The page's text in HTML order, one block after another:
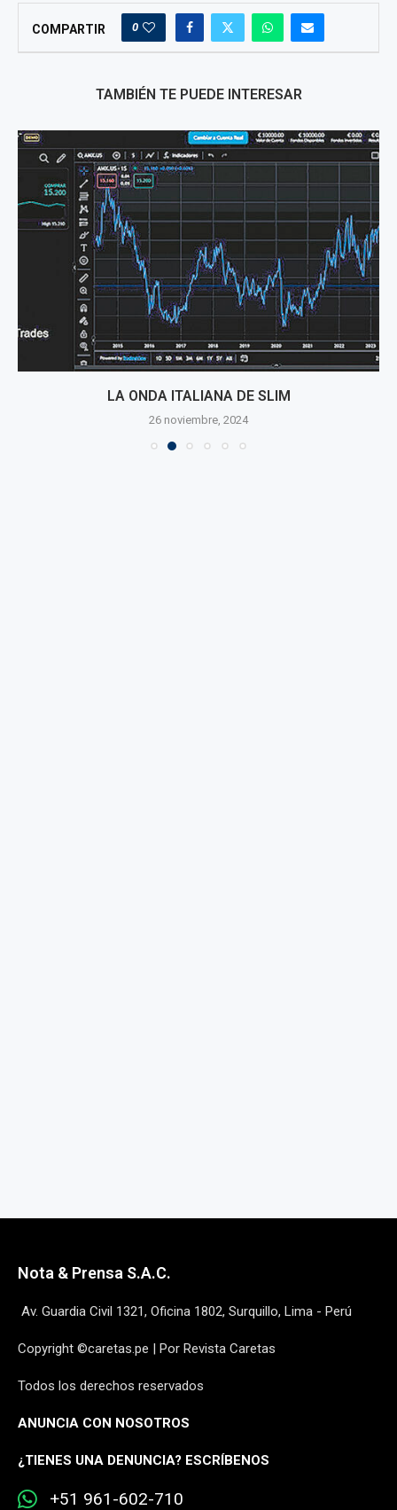
COMPARTIR 0
TAMBIÉN TE PUEDE INTERESAR
LA ONDA ITALIANA DE SLIM
26 noviembre, 2024
Nota & Prensa S.A.C.
Av. Guardia Civil 1321, Oficina 1802, Surquillo, Lima - Perú
Copyright ©caretas.pe | Por Revista Caretas
Todos los derechos reservados
ANUNCIA CON NOSOTROS
¿TIENES UNA DENUNCIA? ESCRÍBENOS
+51 961-602-710